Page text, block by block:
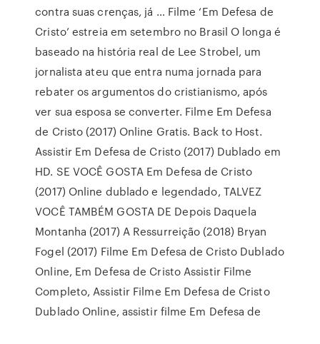
contra suas crenças, já … Filme ‘Em Defesa de
Cristo’ estreia em setembro no Brasil O longa é
baseado na história real de Lee Strobel, um
jornalista ateu que entra numa jornada para
rebater os argumentos do cristianismo, após
ver sua esposa se converter. Filme Em Defesa
de Cristo (2017) Online Gratis. Back to Host.
Assistir Em Defesa de Cristo (2017) Dublado em
HD. SE VOCÊ GOSTA Em Defesa de Cristo
(2017) Online dublado e legendado, TALVEZ
VOCÊ TAMBÉM GOSTA DE Depois Daquela
Montanha (2017) A Ressurreição (2018) Bryan
Fogel (2017) Filme Em Defesa de Cristo Dublado
Online, Em Defesa de Cristo Assistir Filme
Completo, Assistir Filme Em Defesa de Cristo
Dublado Online, assistir filme Em Defesa de